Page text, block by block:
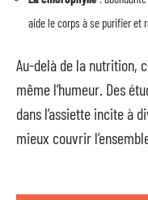
aide le corps à se purifier et
Au-delà de la nutrition,
même l’humeur. Des
dans l’assiette incite à
mieux couvrir